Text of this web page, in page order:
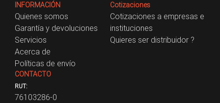
INFORMACIÓN
Quienes somos
Garantía y devoluciones
Servicios
Acerca de
Políticas de envío
Cotizaciones
Cotizaciones a empresas e
instituciones
Quieres ser distribuidor ?
CONTACTO
RUT:
76103286-0